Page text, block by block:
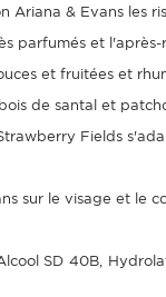
Ariana & Evans les
parfumés et
et fruitées et
de santal et
Fields
sur le visage et le
SD 40B,